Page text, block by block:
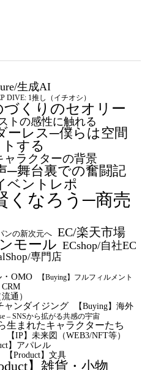
生成AI
DIVE: 1推し（イチオシ）
づくりのセオリー
トの感性に触れる
ーレス─僕らは空間
する
ャラクターの背景
─舞台裏での奮闘記
ベントレポ
くなろう─商売
ンの新次元へ EC/楽天市場
モール ECshop/自社EC
専門店
・OMO
【Buying】フルフィルメント
CRM
通）
ャンダイジング 【Buying】海外
– SNSから拡がる共感の宇宙
生まれたキャラクターたち
【IP】未来図（WEB3/NFT等）
】アパレル
【Product】文具
】雑貨・小物